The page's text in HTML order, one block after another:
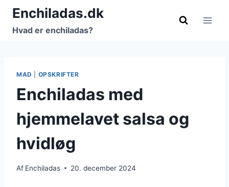
Fortsæt
indhold
Enchiladas.dk
Hvad er enchiladas?
MAD OPSKRIFTER
Enchiladas med
hjemmelavet salsa og
hvidløg
Af Enchiladas 20. december 2024